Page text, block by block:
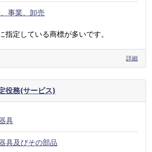
事業、卸売
指定している商標が多いです。
詳細
役務(サービス)
具
具及びその部品